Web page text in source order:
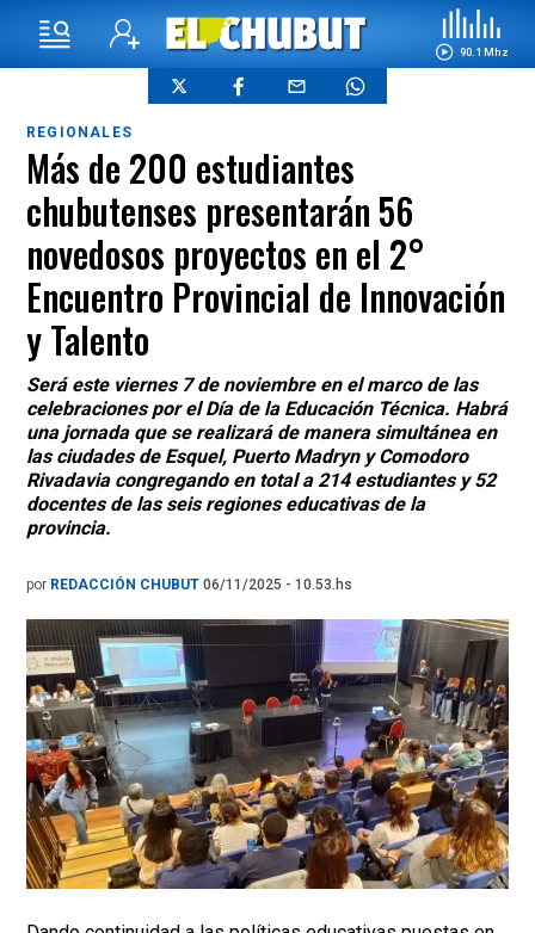
90.1 Mhz
REGIONALES
Más de 200 estudiantes
chubutenses presentarán 56
novedosos proyectos en el 2°
Encuentro Provincial de Innovación
y Talento
Será este viernes 7 de noviembre en el marco de las
celebraciones por el Día de la Educación Técnica. Habrá
una jornada que se realizará de manera simultánea en
las ciudades de Esquel, Puerto Madryn y Comodoro
Rivadavia congregando en total a 214 estudiantes y 52
docentes de las seis regiones educativas de la
provincia.
por REDACCIÓN CHUBUT 06/11/2025 - 10.53.hs